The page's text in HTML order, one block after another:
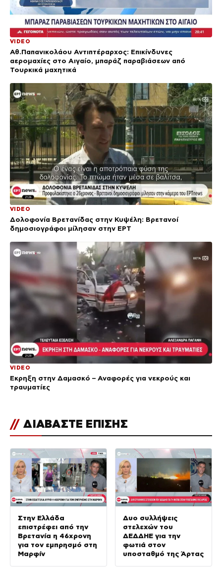
VIDEO
Αθ.Παπανικολάου Αντιπτέραρχος: Επικίνδυνες
αερομαχίες στο Αιγαίο, μπαράζ παραβιάσεων από
Τουρκικά μαχητικά
VIDEO
Δολοφονία Βρετανίδας στην Κυψέλη: Bρετανοί
δημοσιογράφοι μίλησαν στην ΕΡΤ
VIDEO
Έκρηξη στην Δαμασκό – Αναφορές για νεκρούς και
τραυματίες
// ΔΙΑΒΑΣΤΕ ΕΠΙΣΗΣ
Στην Ελλάδα
επιστρέφει από την
Βρετανία η 46χρονη
για τον εμπρησμό στη
Μαρφίν
Δυο συλλήψεις
στελεχών του
ΔΕΔΔΗΕ για την
φωτιά στον
υποσταθμό της Άρτας